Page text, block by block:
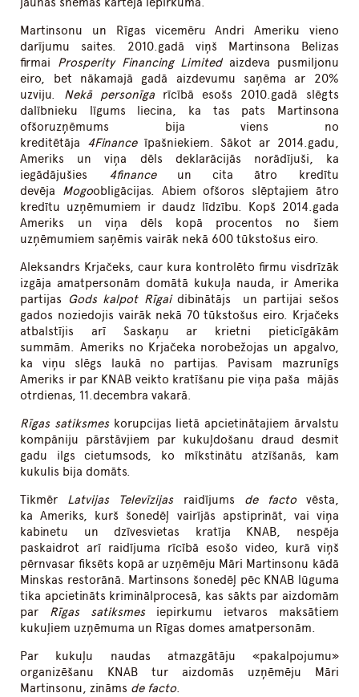
Martinsonu un Rīgas vicemēru Andri Ameriku vieno
darījumu saites. 2010.gadā viņš Martinsona Belizas
firmai Prosperity Financing Limitedaizdeva pusmiljonu
eiro, bet nākamajā gadā aizdevumu saņēma ar 20%
uzviju. Nekā personīgarīcībā esošs 2010.gadā slēgts
dalībnieku līgums liecina, ka tas pats Martinsona
ofšoruzņēmums bija viens no
kreditētāja 4Financeīpašniekiem. Sākot ar 2014.gadu,
Ameriks un viņa dēls deklarācijās norādījuši, ka
iegādājušies 4financeun cita ātro kredītu
devēja Mogoobligācijas. Abiem ofšoros slēptajiem ātro
kredītu uzņēmumiem ir daudz līdzību. Kopš 2014.gada
Ameriks un viņa dēls kopā procentos no šiem
uzņēmumiem saņēmis vairāk nekā 600 tūkstošus eiro.
Aleksandrs Krjačeks, caur kura kontrolēto firmu visdrīzāk
izgāja amatpersonām domātā kukuļa nauda, ir Amerika
partijas
Gods kalpot Rīgaidibinātājs un partijai sešos
gados noziedojis vairāk nekā 70 tūkstošus eiro. Krjačeks
atbalstījis arī Saskaņu ar krietni pieticīgākām
summām. Ameriks no Krjačeka norobežojas un apgalvo,
ka viņu slēgs laukā no partijas. Pavisam mazrunīgs
Ameriks ir par KNAB veikto kratīšanu pie viņa paša mājās
otrdienas, 11.decembra vakarā.
Rīgas satiksmeskorupcijas lietā apcietinātajiem ārvalstu
kompāniju pārstāvjiem par kukuļdošanu draud desmit
gadu ilgs cietumsods, ko mīkstinātu atzīšanās, kam
kukulis bija domāts.
Tikmēr Latvijas Televīzijasraidījums de factovēsta,
kaAmeriks, kurš šonedēļ vairījās apstiprināt, vai viņa
kabinetu un dzīvesvietas kratīja KNAB, nespēja
paskaidrot arī raidījuma rīcībā esošo video, kurā viņš
pērnvasar fiksēts kopā ar uzņēmēju Māri Martinsonu kādā
Minskas restorānā. Martinsons šonedēļ pēc KNAB lūguma
tika apcietināts kriminālprocesā, kas sākts par aizdomām
par Rīgas satiksmesiepirkumu ietvaros maksātiem
kukuļiem uzņēmuma un Rīgas domes amatpersonām.
Par kukuļu naudas atmazgātāju «pakalpojumu»
organizēšanu KNAB tur aizdomās uzņēmēju Māri
Martinsonu, zināms de facto.